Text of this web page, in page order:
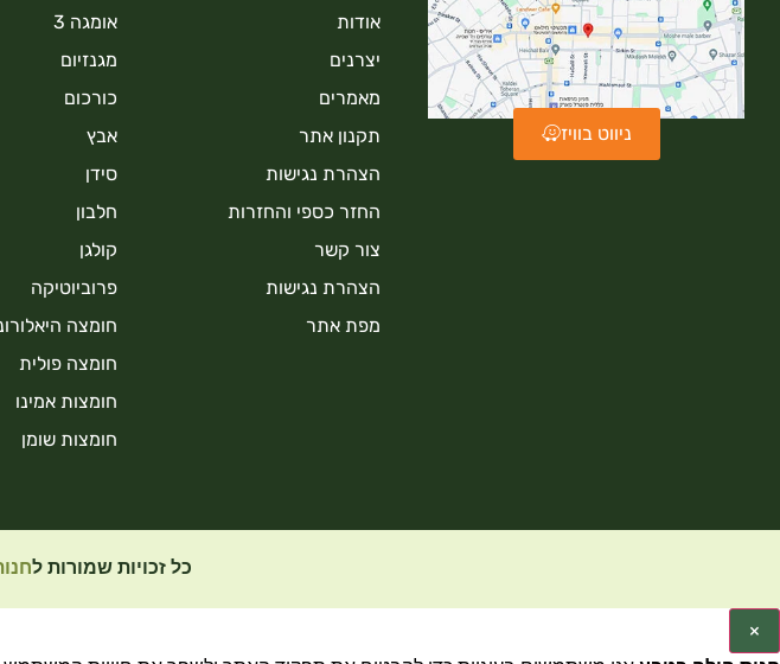
ניווט בוויז
אודות
יצרנים
מאמרים
תקנון אתר
הצהרת נגישות
החזר כספי והחזרות
צור קשר
הצהרת נגישות
מפת אתר
אומגה 3
מגנזיום
כורכום
אבץ
סידן
חלבון
קולגן
פרוביוטיקה
חומצה
חומצה פולית
חומצות אמינו
חומצות שומן
כל זכויות שמורות ל
×